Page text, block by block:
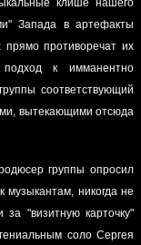
клише нашего
Запада в артефакты
прямо противоречат их
подход к имманентно
соответствующий
вытекающими отсюда
группы опросил
музыкантам, никогда не
"визитную карточку"
соло Сергея